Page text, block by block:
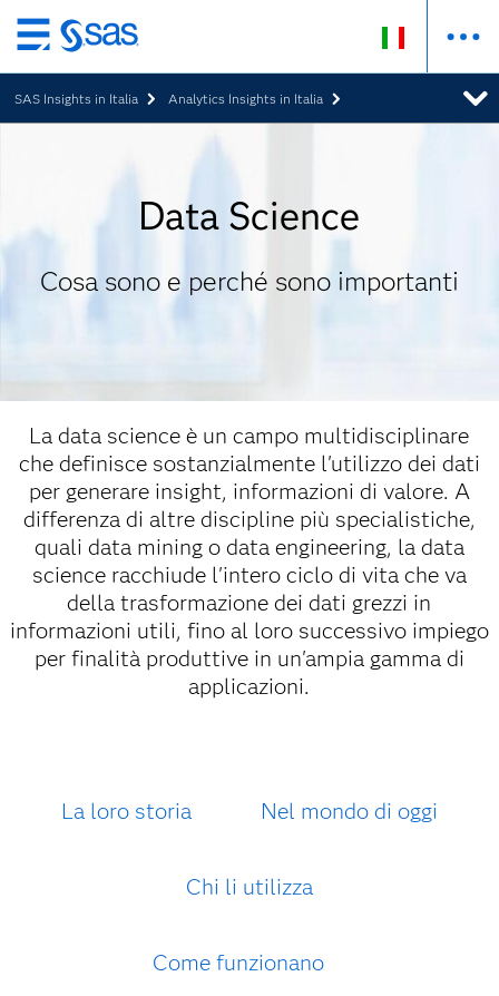
Passa
ai
contenuti
principali
SAS Insights in Italia Analytics Insights in Italia
Data Science
Cosa sono e perché sono importanti
La data science è un campo multidisciplinare
che definisce sostanzialmente l'utilizzo dei dati
per generare insight, informazioni di valore. A
differenza di altre discipline più specialistiche,
quali data mining o data engineering, la data
science racchiude l'intero ciclo di vita che va
della trasformazione dei dati grezzi in
informazioni utili, fino al loro successivo impiego
per finalità produttive in un'ampia gamma di
applicazioni.
La loro storia Nel mondo di oggi
Chi li utilizza
Come funzionano